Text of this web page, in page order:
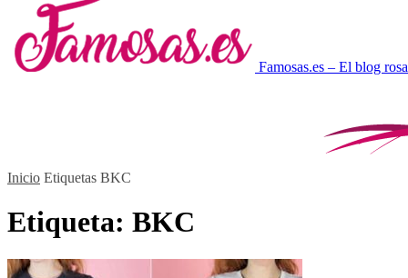
Famosas.es – El blog
Inicio Etiquetas BKC
Etiqueta: BKC